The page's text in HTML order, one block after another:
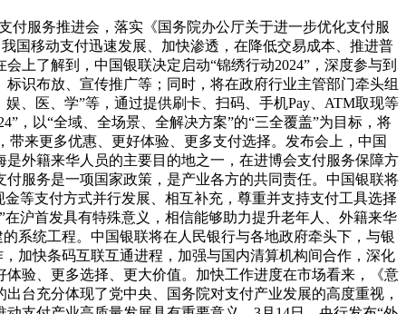
付服务推进会，落实《国务院办公厅关于进一步优化支付服
国移动支付迅速发展、加快渗透，在降低交易成本、推进普
上了解到，中国银联决定启动“锦绣行动2024”，深度参与到
识布放、宣传推广等；同时，将在政府行业主管部门牵头组
、医、学”等，通过提供刷卡、扫码、手机Pay、ATM取现等
，以“全域、全场景、全解决方案”的“三全覆盖”为目标，将
带来更多优惠、更好体验、更多支付选择。发布会上，中国
外籍来华人员的主要目的地之一，在进博会支付服务保障方
服务是一项国家政策，是产业各方的共同责任。中国银联将
等支付方式并行发展、相互补充，尊重并支持支付工具选择
沪首发具有特殊意义，相信能够助力提升老年人、外籍来华
系统工程。中国银联将在人民银行与各地政府牵头下，与银
加快条码互联互通进程，加强与国内清算机构间合作，深化
验、更多选择、更大价值。加快工作进度在市场看来，《意
台充分体现了党中央、国务院对支付产业发展的高度重视，